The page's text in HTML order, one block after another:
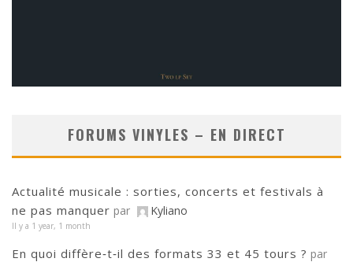
FORUMS VINYLES – EN DIRECT
Actualité musicale : sorties, concerts et festivals à
ne pas manquer par Kyliano
Il y a 1 year, 1 month
En quoi diffère‑t‑il des formats 33 et 45 tours ? par